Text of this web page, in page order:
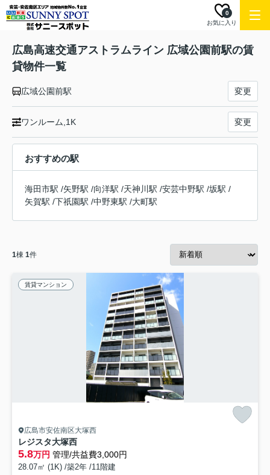
お気に入り
0
広島高速交通アストラムライン 広域公園前駅の賃
貸物件一覧
広域公園前駅 変更
ワンルーム,1K 変更
おすすめの駅
海田市駅 /矢野駅 /向洋駅 /天神川駅 /安芸中野駅 /坂駅 /
矢賀駅 /下祇園駅 /中野東駅 /大町駅
1棟 1件
賃貸マンション
広島市安佐南区大塚西
レジスタ大塚西
5.8万円 管理/共益費3,000円
28.07㎡ (1K) /築2年 /11階建